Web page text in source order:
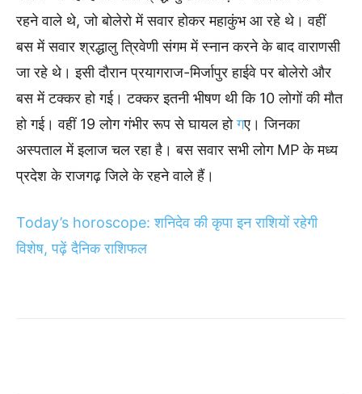
रहने वाले थे, जो बोलेरो में सवार होकर महाकुंभ आ रहे थे। वहीं
बस में सवार श्रद्धालु त्रिवेणी संगम में स्नान करने के बाद वाराणसी
जा रहे थे। इसी दौरान प्रयागराज-मिर्जापुर हाईवे पर बोलेरो और
बस में टक्कर हो गई। टक्कर इतनी भीषण थी कि 10 लोगों की मौत
हो गई। वहीं 19 लोग गंभीर रूप से घायल होगए। जिनका
अस्पताल में इलाज चल रहा है। बस सवार सभी लोग MP के मध्य
प्रदेश के राजगढ़ जिले के रहने वाले हैं।
Today’s horoscope: शनिदेव की कृपा इन राशियों रहेगी
विशेष, पढ़ें दैनिक राशिफल